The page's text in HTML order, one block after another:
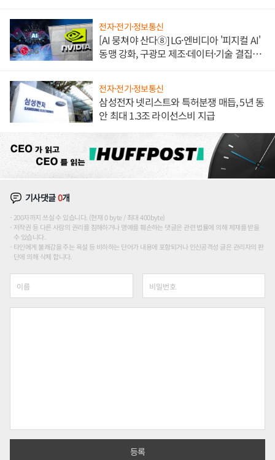
전자·전기·정보통신
[AI 뭉쳐야 산다⑧] LG·엔비디아 '피지컬 AI'
동맹 강화, 구광모 제조·데이터·기술 결집
전자·전기·정보통신
삼성전자 넷리스트와 특허분쟁 매듭, 5년 동
안 최대 1.3조 라이선스비 지급
기사댓글0개
200자까지 쓰실 수 있습니다. (현재 0 byte / 최대 400byte)
저작권 등 다른 사람의 권리를 침해하거나 명예를 훼손하는 댓글은 관련 법률에 의해 제재를 받을
수 있습니다.
타인에게 불쾌감을 주는 욕설 등 비하하는 단어가 내용에 포함되거나 인신공격성 글은 관리자의 판
단에 의해 삭제 합니다.